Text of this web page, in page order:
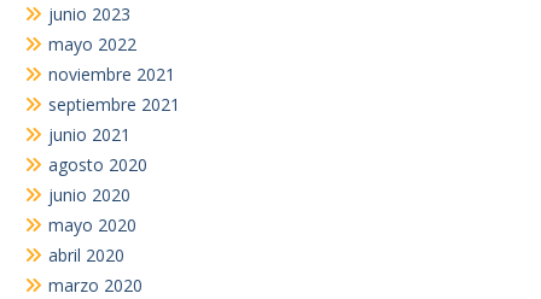
junio 2023
mayo 2022
noviembre 2021
septiembre 2021
junio 2021
agosto 2020
junio 2020
mayo 2020
abril 2020
marzo 2020